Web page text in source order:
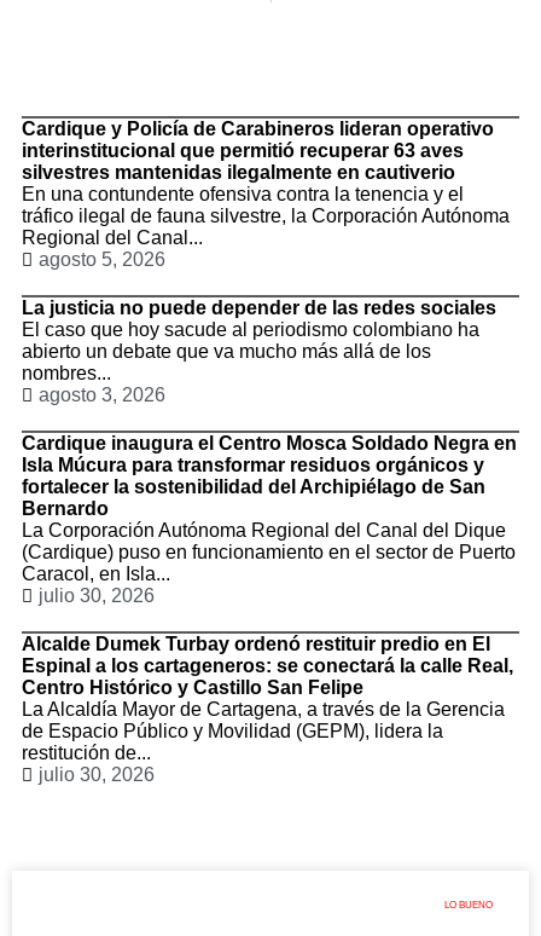
Cardique y Policía de Carabineros lideran operativo
interinstitucional que permitió recuperar 63 aves
silvestres mantenidas ilegalmente en cautiverio
En una contundente ofensiva contra la tenencia y el
tráfico ilegal de fauna silvestre, la Corporación Autónoma
Regional del Canal...
agosto 5, 2026
La justicia no puede depender de las redes sociales
El caso que hoy sacude al periodismo colombiano ha
abierto un debate que va mucho más allá de los
nombres...
agosto 3, 2026
Cardique inaugura el Centro Mosca Soldado Negra en
Isla Múcura para transformar residuos orgánicos y
fortalecer la sostenibilidad del Archipiélago de San
Bernardo
La Corporación Autónoma Regional del Canal del Dique
(Cardique) puso en funcionamiento en el sector de Puerto
Caracol, en Isla...
julio 30, 2026
Alcalde Dumek Turbay ordenó restituir predio en El
Espinal a los cartageneros: se conectará la calle Real,
Centro Histórico y Castillo San Felipe
La Alcaldía Mayor de Cartagena, a través de la Gerencia
de Espacio Público y Movilidad (GEPM), lidera la
restitución de...
julio 30, 2026
LO BUENO